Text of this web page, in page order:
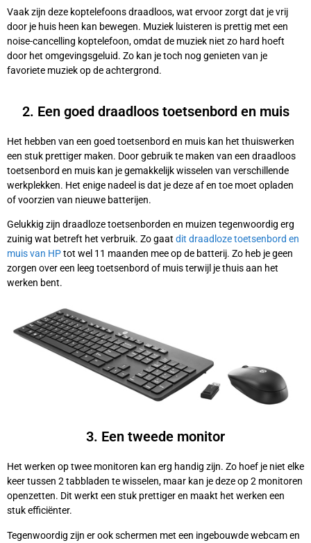
Vaak zijn deze koptelefoons draadloos, wat ervoor zorgt dat je vrij
door je huis heen kan bewegen. Muziek luisteren is prettig met een
noise-cancelling koptelefoon, omdat de muziek niet zo hard hoeft
door het omgevingsgeluid. Zo kan je toch nog genieten van je
favoriete muziek op de achtergrond.
2. Een goed draadloos toetsenbord en muis
Het hebben van een goed toetsenbord en muis kan het thuiswerken
een stuk prettiger maken. Door gebruik te maken van een draadloos
toetsenbord en muis kan je gemakkelijk wisselen van verschillende
werkplekken. Het enige nadeel is dat je deze af en toe moet opladen
of voorzien van nieuwe batterijen.
Gelukkig zijn draadloze toetsenborden en muizen tegenwoordig erg
zuinig wat betreft het verbruik. Zo gaat dit draadloze toetsenbord en
muis van HPtot wel 11 maanden mee op de batterij. Zo heb je geen
zorgen over een leeg toetsenbord of muis terwijl je thuis aan het
werken bent.
3. Een tweede monitor
Het werken op twee monitoren kan erg handig zijn. Zo hoef je niet elke
keer tussen 2 tabbladen te wisselen, maar kan je deze op 2 monitoren
openzetten. Dit werkt een stuk prettiger en maakt het werken een
stuk efficiënter.
Tegenwoordig zijn er ook schermen met een ingebouwde webcam en